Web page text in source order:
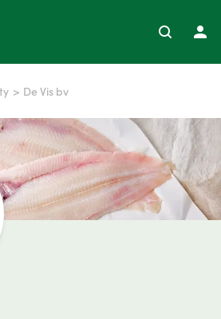
> De Vis bv